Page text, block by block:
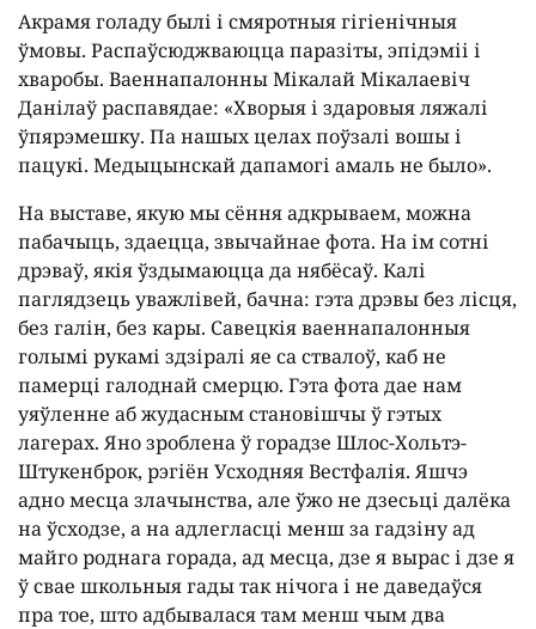
Акрамя голаду былі і смяротныя гігіенічныя
ўмовы. Распаўсюджваюцца паразіты, эпідэміі і
хваробы. Ваеннапалонны Мікалай Мікалаевіч
Данілаў распавядае: «Хворыя і здаровыя ляжалі
ўпярэмешку. Па нашых целах поўзалі вошы і
пацукі. Медыцынскай дапамогі амаль не было».
На выставе, якую мы сёння адкрываем, можна
пабачыць, здаецца, звычайнае фота. На ім сотні
дрэваў, якія ўздымаюцца да нябёсаў. Калі
паглядзець уважлівей, бачна: гэта дрэвы без лісця,
без галін, без кары. Савецкія ваеннапалонныя
голымі рукамі здзіралі яе са ствалоў, каб не
памерці галоднай смерцю. Гэта фота дае нам
уяўленне аб жудасным становішчы ў гэтых
лагерах. Яно зроблена ў горадзе Шлос-Хольтэ-
Штукенброк, рэгіён Усходняя Вестфалія. Яшчэ
адно месца злачынства, але ўжо не дзесьці далёка
на ўсходзе, а на адлегласці менш за гадзіну ад
майго роднага горада, ад месца, дзе я вырас і дзе я
ў свае школьныя гады так нічога і не даведаўся
пра тое, што адбывалася там менш чым два